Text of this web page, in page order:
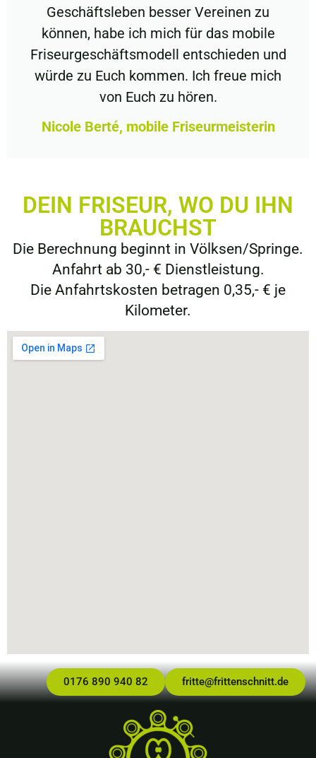
Geschäftsleben besser Vereinen zu
können, habe ich mich für das mobile
Friseurgeschäftsmodell entschieden und
würde zu Euch kommen. Ich freue mich
von Euch zu hören.
Nicole Berté, mobile Friseurmeisterin
DEIN FRISEUR, WO DU IHN
BRAUCHST
Die Berechnung beginnt in Völksen/Springe.
Anfahrt ab 30,- € Dienstleistung.
Die Anfahrtskosten betragen 0,35,- € je
Kilometer.
0176 890 940 82 fritte@frittenschnitt.de